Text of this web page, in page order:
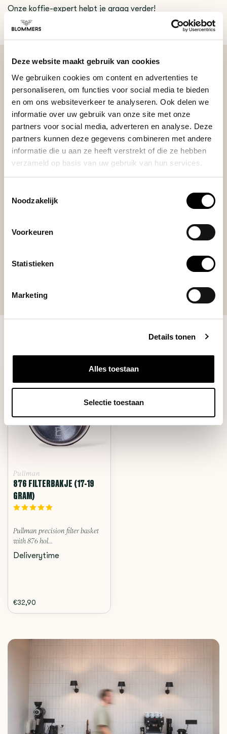
Deze website maakt gebruik van cookies
We gebruiken cookies om content en advertenties te
personaliseren, om functies voor social media te bieden
en om ons websiteverkeer te analyseren. Ook delen we
informatie over uw gebruik van onze site met onze
partners voor social media, adverteren en analyse. Deze
partners kunnen deze gegevens combineren met andere
informatie die u aan ze heeft verstrekt of die ze hebben
verzameld op basis van uw gebruik van hun services.
Noodzakelijk
Voorkeuren
Statistieken
Marketing
Details tonen
Alles toestaan
Selectie toestaan
Onze koffie-expert helpt je graag verder!
BEKIJK ONZE REVIEWS
REVIEWS Je beoordeling toevoegen
Really good basket. Compared to the one I used before
(IMS), it seems to enhance the sweetness of the coffee. I
Pullman
876 FILTERBAKJE (17-19
GRAM)
Pullman precision filter basket
with 876 hol...
Deliverytime
€32,90